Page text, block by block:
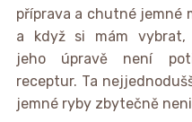
příprava a chutné jemné
a když si mám
jeho úpravě není
receptur. Ta
jemné ryby zbytečně